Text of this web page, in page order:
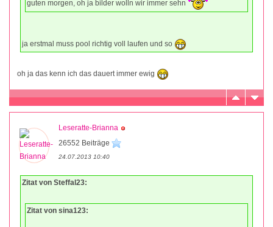
guten morgen, oh ja bilder wolln wir immer sehn
ja erstmal muss pool richtig voll laufen und so
oh ja das kenn ich das dauert immer ewig
Leseratte-Brianna
26552 Beiträge
24.07.2013 10:40
Zitat von Steffal23:
Zitat von sina123: